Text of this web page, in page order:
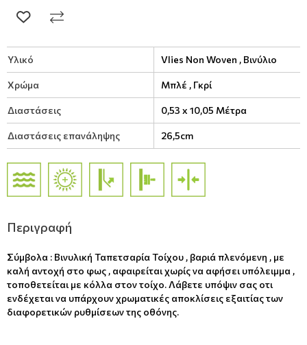
Υλικό Vlies Non Woven , Βινύλιο
Χρώμα Μπλέ , Γκρί
Διαστάσεις 0,53 x 10,05 Μέτρα
Διαστάσεις επανάληψης 26,5cm
Περιγραφή
Σύμβολα : Βινυλική Ταπετσαρία Τοίχου , βαριά πλενόμενη , με
καλή αντοχή στο φως , αφαιρείται χωρίς να αφήσει υπόλειμμα ,
τοποθετείται με κόλλα στον τοίχο. Λάβετε υπόψιν σας οτι
ενδέχεται να υπάρχουν χρωματικές αποκλίσεις εξαιτίας των
διαφορετικών ρυθμίσεων της οθόνης.